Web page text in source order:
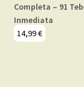
Completa – 91
Inmediata
14,99€